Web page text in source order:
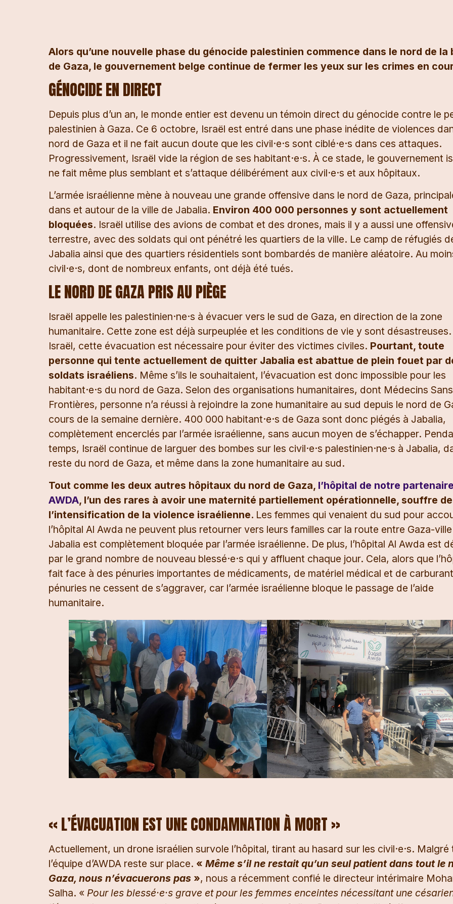
Alors qu’une nouvelle phase du génocide palestinien commence dans le nord de la
de Gaza, le gouvernement belge continue de fermer les yeux sur les crimes en
GÉNOCIDE EN DIRECT
Depuis plus d’un an, le monde entier est devenu un témoin direct du génocide contre le
palestinien à Gaza. Ce 6 octobre, Israël est entré dans une phase inédite de violences
nord de Gaza et il ne fait aucun doute que les civil·e·s sont ciblé·e·s dans ces attaques.
Progressivement, Israël vide la région de ses habitant·e·s. À ce stade, le gouvernement
ne fait même plus semblant et s’attaque délibérément aux civil·e·s et aux hôpitaux.
L’armée israélienne mène à nouveau une grande offensive dans le nord de Gaza,
dans et autour de la ville de Jabalia. Environ 400 000 personnes y sont actuellement
bloquées. Israël utilise des avions de combat et des drones, mais il y a aussi une
terrestre, avec des soldats qui ont pénétré les quartiers de la ville. Le camp de réfugiés
Jabalia ainsi que des quartiers résidentiels sont bombardés de manière aléatoire. Au
civil·e·s, dont de nombreux enfants, ont déjà été tués.
LE NORD DE GAZA PRIS AU PIÈGE
Israël appelle les palestinien·ne·s à évacuer vers le sud de Gaza, en direction de la zone
humanitaire. Cette zone est déjà surpeuplée et les conditions de vie y sont désastreuses.
Israël, cette évacuation est nécessaire pour éviter des victimes civiles. Pourtant, toute
personne qui tente actuellement de quitter Jabalia est abattue de plein fouet par
soldats israéliens. Même s’ils le souhaitaient, l’évacuation est donc impossible pour les
habitant·e·s du nord de Gaza. Selon des organisations humanitaires, dont Médecins Sans
Frontières, personne n’a réussi à rejoindre la zone humanitaire au sud depuis le nord de
cours de la semaine dernière. 400 000 habitant·e·s de Gaza sont donc piégés à Jabalia,
complètement encerclés par l’armée israélienne, sans aucun moyen de s’échapper.
temps, Israël continue de larguer des bombes sur les civil·e·s palestinien·ne·s à Jabalia,
reste du nord de Gaza, et même dans la zone humanitaire au sud.
Tout comme les deux autres hôpitaux du nord de Gaza, l’hôpital de notre partenaire
AWDA, l’un des rares à avoir une maternité partiellement opérationnelle, souffre de
l’intensification de la violence israélienne. Les femmes qui venaient du sud pour
l’hôpital Al Awda ne peuvent plus retourner vers leurs familles car la route entre Gaza-
Jabalia est complètement bloquée par l’armée israélienne. De plus, l’hôpital Al Awda est
par le grand nombre de nouveau blessé·e·s qui y affluent chaque jour. Cela, alors que
fait face à des pénuries importantes de médicaments, de matériel médical et de
pénuries ne cessent de s’aggraver, car l’armée israélienne bloque le passage de l’aide
humanitaire.
« L’ÉVACUATION EST UNE CONDAMNATION À MORT »
Actuellement, un drone israélien survole l’hôpital, tirant au hasard sur les civil·e·s. Malgré
l’équipe d’AWDA reste sur place. « Même s’il ne restait qu’un seul patient dans tout le
Gaza, nous n’évacuerons pas », nous a récemment confié le directeur intérimaire
Salha. « Pour les blessé·e·s grave et pour les femmes enceintes nécessitant une